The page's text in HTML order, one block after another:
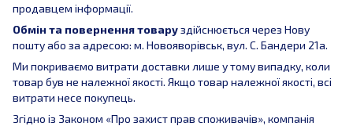
продавцем інформації.
Обмін та повернення товаруздійснюється через Нову
пошту або за адресою: м. Новояворівськ, вул. С. Бандери 21а.
Ми покриваємо витрати доставки лише у тому випадку, коли
товар був не належної якості. Якщо товар належної якості, всі
витрати несе покупець.
Згідно із Законом «Про захист прав споживачів», компанія